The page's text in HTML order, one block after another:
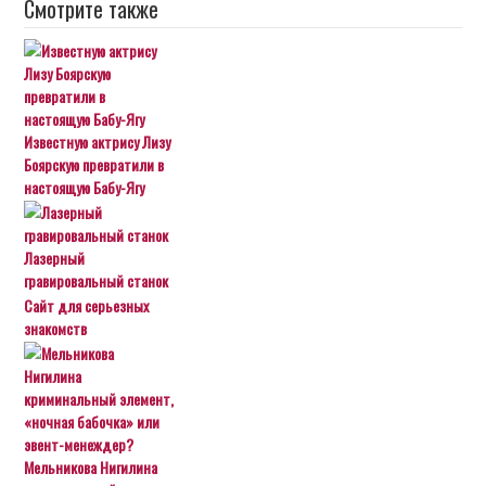
Смотрите также
Известную актрису Лизу
Боярскую превратили в
настоящую Бабу-Ягу
Лазерный
гравировальный станок
Сайт для серьезных
знакомств
Мельникова Нигилина